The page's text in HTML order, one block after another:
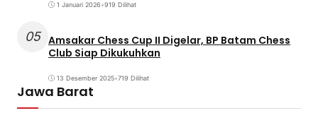
1 Januari 2026•919 Dilihat
05 Amsakar Chess Cup II Digelar, BP Batam Chess
Club Siap Dikukuhkan
13 Desember 2025•719 Dilihat
Jawa Barat